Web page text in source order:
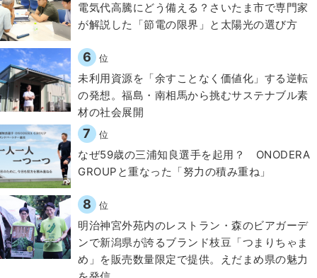
電気代高騰にどう備える？さいたま市で専門家
が解説した「節電の限界」と太陽光の選び方
6 位
​​未利用資源を「余すことなく価値化」する逆転
の発想。福島・南相馬から挑むサステナブル素
材の社会展開​
7 位
なぜ59歳の三浦知良選手を起用？ ONODERA
GROUPと重なった「努力の積み重ね」
8 位
明治神宮外苑内のレストラン・森のビアガーデ
ンで新潟県が誇るブランド枝豆「つまりちゃま
め」を販売数量限定で提供。えだまめ県の魅力